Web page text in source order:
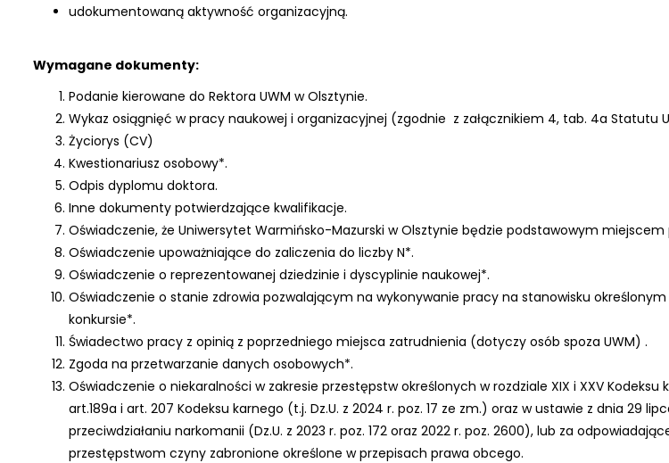
udokumentowaną aktywność organizacyjną.
Wymagane dokumenty:
Podanie kierowane do Rektora UWM w Olsztynie.
Wykaz osiągnięć w pracy naukowej i organizacyjnej (zgodnie z załącznikiem 4, tab. 4a Statutu
Życiorys (CV)
Kwestionariusz osobowy*.
Odpis dyplomu doktora.
Inne dokumenty potwierdzające kwalifikacje.
Oświadczenie, że Uniwersytet Warmińsko-Mazurski w Olsztynie będzie podstawowym miejscem
Oświadczenie upoważniające do zaliczenia do liczby N*.
Oświadczenie o reprezentowanej dziedzinie i dyscyplinie naukowej*.
Oświadczenie o stanie zdrowia pozwalającym na wykonywanie pracy na stanowisku określonym
konkursie*.
Świadectwo pracy z opinią z poprzedniego miejsca zatrudnienia (dotyczy osób spoza UWM) .
Zgoda na przetwarzanie danych osobowych*.
Oświadczenie o niekaralności w zakresie przestępstw określonych w rozdziale XIX i XXV Kodeksu
art.189a i art. 207 Kodeksu karnego (t.j. Dz.U. z 2024 r. poz. 17 ze zm.) oraz w ustawie z dnia 29
przeciwdziałaniu narkomanii (Dz.U. z 2023 r. poz. 172 oraz 2022 r. poz. 2600), lub za
przestępstwom czyny zabronione określone w przepisach prawa obcego.